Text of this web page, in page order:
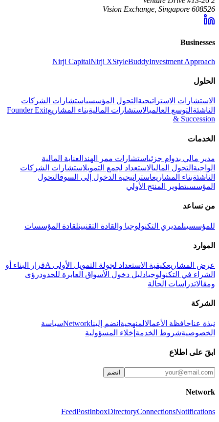
Vision Exchange, Singapore 608526
Businesses
Nirji CapitalNirji XStyleBuddyInvestment Approach
الحلول
الاستشارات الاستراتيجية التحول المؤسسياستشارات الشركات
الناشئة التوسع العالميالاستشارات الماليةبناء المشاريعFounder Exit
& Succession
الخدمات
مدير مالي بدوام جزئياستشارات ممر الهند العناية المالية
الواجبة التحول الماليالاستعداد لجمع التمويلاستشارات الشركات
الناشئةبناء المشاريعاستراتيجية الدخول إلى السوقالتحول
المؤسسيتطوير المنتج الأولي
من نساعد
للمؤسسينلمديري التكنولوجيا والقادة التقنيينلقادة المؤسسات
الموارد
عرض المشاريعكيفية الاستعداد لجولة التمويل الأولى A
قرار البناء أو
الشراء في التكنولوجيادليل دخول الأسواق العابرة للحدودرؤى
ومقالاتدراسات الحالة
الشركة
نبذة عناحافظة الأعمالالمنهجية انضم إليناNetworkسياسة
الخصوصيةشروط الخدمة إخلاء المسؤولية
ابقَ على اطلاع
انضم
Network
FeedPostInboxDirectoryConnectionsNotifications